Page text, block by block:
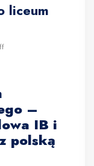
liceum
–
IB i
polską